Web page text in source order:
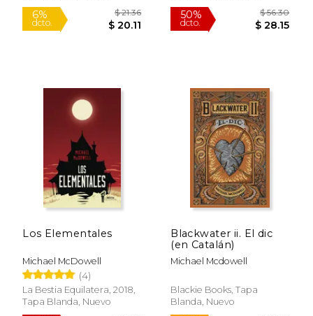
40%
dcto.
Los Elementales
Michael McDowell
(4)
La Bestia Equilatera, 2018,
Tapa Blanda, Nuevo
Blackwater ii. El dic
(en Catalán)
Michael Mcdowell
Blackie Books, Tapa
Blanda, Nuevo